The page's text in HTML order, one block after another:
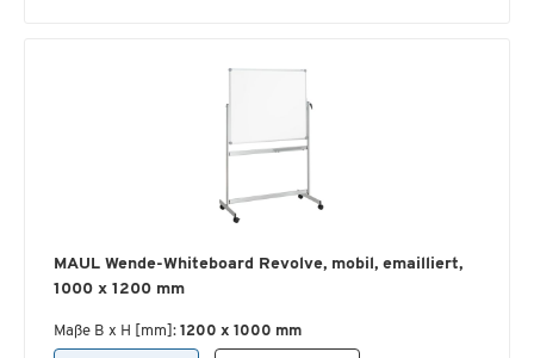
MAUL Wende-Whiteboard Revolve, mobil, emailliert,
1000 x 1200 mm
Maße B x H [mm]: 1200 x 1000 mm